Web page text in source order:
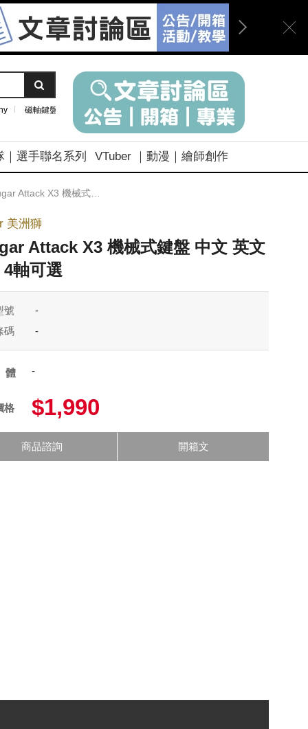
磁軸鍵盤
｜選手聯名系列 VTuber ｜動漫｜繪師創作
X3 機械式鍵盤 中文 英文 紅光 4軸可選
美洲獅
Attack X3 機械式鍵盤 中文 英文
軸可選
號
-
碼
-
體
-
格 $1,990
商品諮詢 開箱文